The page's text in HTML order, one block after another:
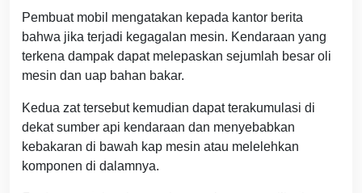
Pembuat mobil mengatakan kepada kantor berita
bahwa jika terjadi kegagalan mesin. Kendaraan yang
terkena dampak dapat melepaskan sejumlah besar oli
mesin dan uap bahan bakar.
Kedua zat tersebut kemudian dapat terakumulasi di
dekat sumber api kendaraan dan menyebabkan
kebakaran di bawah kap mesin atau melelehkan
komponen di dalamnya.